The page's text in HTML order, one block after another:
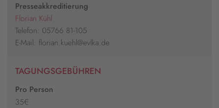
Presseakkreditierung
Florian Kühl
Telefon: 05766 81-105
E-Mail: florian.kuehl@evlka.de
TAGUNGSGEBÜHREN
Pro Person
35€